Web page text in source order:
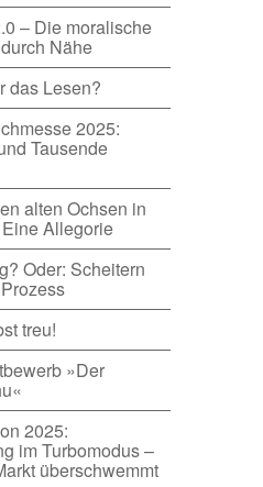
– Die moralische
Nähe
das Lesen?
2025:
Tausende
alten Ochsen in
Allegorie
Oder: Scheitern
treu!
»Der
2025:
im Turbomodus –
überschwemmt